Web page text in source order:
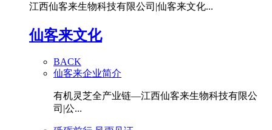
江西仙客来生物科技有限公司|仙客来文化...
仙客来文化
BACK
仙客来企业简介
有机灵芝全产业链—江西仙客来生物科技有限公
司|公...